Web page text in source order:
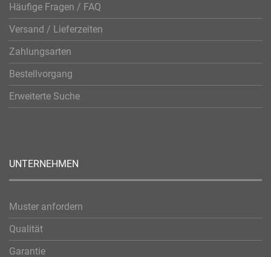
Häufige Fragen / FAQ
Versand / Lieferzeiten
Zahlungsarten
Bestellvorgang
Erweiterte Suche
UNTERNEHMEN
Muster anfordern
Qualität
Garantie